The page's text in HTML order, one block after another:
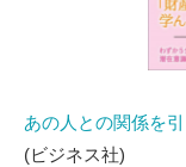
あの人との関係を
(ビジネス社)